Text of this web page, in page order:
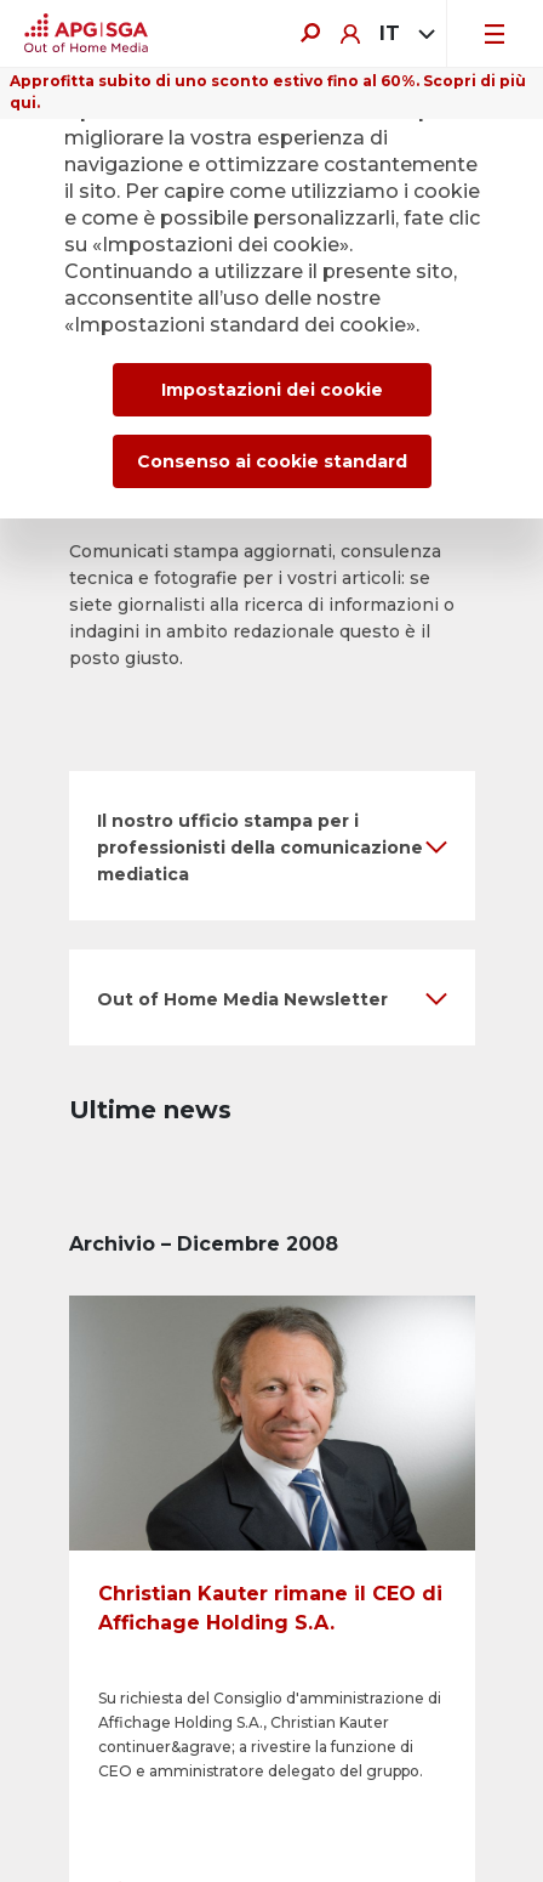
IT
Approfitta subito di uno sconto estivo fino al 60%. Scopri di più
qui.
Indietro
L’Ufficio stampa di
APG|SGA per le
news e i comunicati
stampa.
Comunicati stampa aggiornati, consulenza
tecnica e fotografie per i vostri articoli: se
siete giornalisti alla ricerca di informazioni o
indagini in ambito redazionale questo è il
posto giusto.
Il nostro ufficio stampa per i
professionisti della comunicazione
mediatica
Out of Home Media Newsletter
Ultime news
Archivio – Dicembre 2008
Christian Kauter rimane il CEO di
Affichage Holding S.A.
Su richiesta del Consiglio d'amministrazione di
Affichage Holding S.A., Christian Kauter
continuer&agrave; a rivestire la funzione di
CEO e amministratore delegato del gruppo.
migliorare la vostra esperienza di
navigazione e ottimizzare costantemente
il sito. Per capire come utilizziamo i cookie
e come è possibile personalizzarli, fate clic
su «Impostazioni dei cookie».
Continuando a utilizzare il presente sito,
acconsentite all’uso delle nostre
«Impostazioni standard dei cookie».
Impostazioni dei cookie
Consenso ai cookie standard